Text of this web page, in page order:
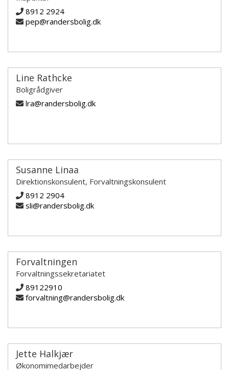
8912 2924
pep@randersbolig.dk
Line Rathcke
Boligrådgiver
lra@randersbolig.dk
Susanne Linaa
Direktionskonsulent, Forvaltningskonsulent
8912 2904
sli@randersbolig.dk
Forvaltningen
Forvaltningssekretariatet
89122910
forvaltning@randersbolig.dk
Jette Halkjær
Økonomimedarbejder